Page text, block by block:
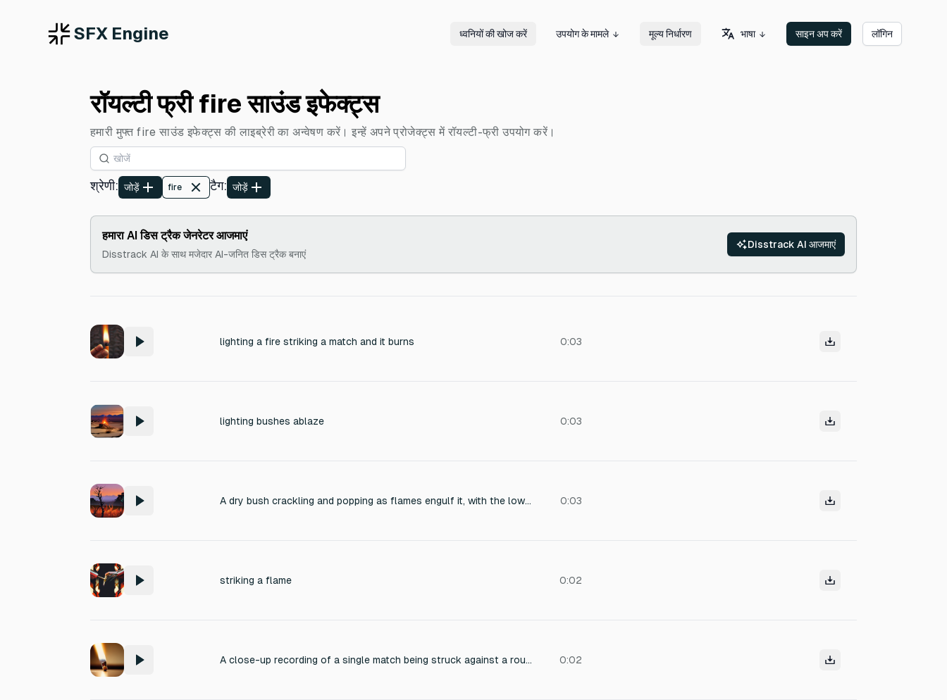
SFX Engine ध्वनियों की खोज करें उपयोग के मामले मूल्य निर्धारण भाषा साइन अप करें लॉगिन
रॉयल्टी फ्री fire साउंड इफेक्ट्स
हमारी मुफ्त fire साउंड इफेक्ट्स की लाइब्रेरी का अन्वेषण करें। इन्हें अपने प्रोजेक्ट्स में रॉयल्टी-फ्री उपयोग करें।
श्रेणी: जोड़ें fire टैग: जोड़ें
हमारा AI डिस ट्रैक जेनरेटर आजमाएं
Disstrack AI के साथ मजेदार AI-जनित डिस ट्रैक बनाएं
Disstrack AI आजमाएं
lighting a fire striking a match and it burns 0:03
lighting bushes ablaze 0:03
A dry bush crackling and popping as flames engulf it, with the low roar of fire and occasional gusts of wind, distant insects, recorded close-up with crisp detail. 0:03
striking a flame 0:02
A close-up recording of a single match being struck against a rough striker strip, starting with a sharp, dry friction sound followed by a brief, sizzling ignition and a soft, crackling flame. The environment is quiet and intimate, with subtle room ambience and no background noise. The texture is crisp, immediate, and slightly metallic, capturing the initial scratch and the immediate transition to a steady, tiny fire. 0:02